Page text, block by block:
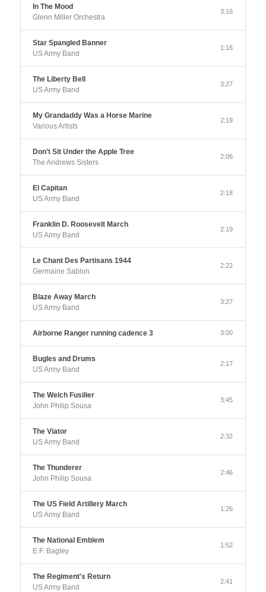
In The Mood
Glenn Miller Orchestra
3:16
Star Spangled Banner
US Army Band
1:16
The Liberty Bell
US Army Band
3:27
My Grandaddy Was a Horse Marine
Various Artists
2:19
Don't Sit Under the Apple Tree
The Andrews Sisters
2:06
El Capitan
US Army Band
2:18
Franklin D. Roosevelt March
US Army Band
2:19
Le Chant Des Partisans 1944
Germaine Sablon
2:22
Blaze Away March
US Army Band
3:27
Airborne Ranger running cadence 3 3:00
Bugles and Drums
US Army Band
2:17
The Welch Fusilier
John Philip Sousa
3:45
The Viator
US Army Band
2:32
The Thunderer
John Philip Sousa
2:46
The US Field Artillery March
US Army Band
1:26
The National Emblem
E.F. Bagley
1:52
The Regiment's Return
US Army Band
2:41